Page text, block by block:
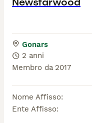
Gonars
2 anni
Membro da 2017
Nome Affisso:
Ente Affisso: